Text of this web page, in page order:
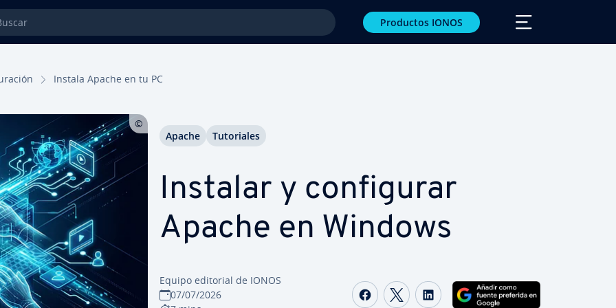
Productos IONOS
Instala Apache en tu PC
Instalar y co­n­fi­gu­rar
Apache en Windows
Equipo editorial de IONOS
07/07/2026
Compartir Facebook
Compartir Twitter
Compartir LinkedIn
Apache Tu­to­ria­les